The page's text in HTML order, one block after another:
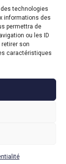
technologies
informations des
permettra de
ou les ID
son
caractéristiques
sur vos